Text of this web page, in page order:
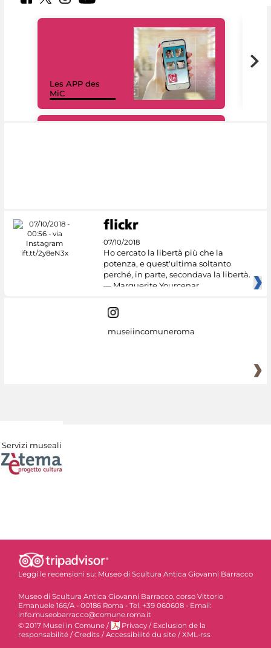
Les APP des
MiC
07/10/2018
Ho cercato la libertà più che la
potenza, e quest'ultima soltanto
perché, in parte, secondava la libertà.
— Marguerite Yourcenar
museiincomuneroma
Servizi museali
Leggi le recensioni su: Museo di Scultura Antica Giovanni Barracco
Museo di Scultura Antica Giovanni Barracco, corso Vittorio
Emanuele 166/A - 00186 Roma - Tel. +39 060608 - Email:
info.museobarracco@comune.roma.it
© 2017 Musei in Comune / Privacy / Exclusion de la
responsabilité / Credits / Accessibilité du site / XML-rss